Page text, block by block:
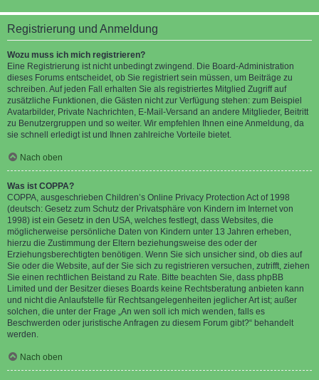
Registrierung und Anmeldung
Wozu muss ich mich registrieren?
Eine Registrierung ist nicht unbedingt zwingend. Die Board-Administration
dieses Forums entscheidet, ob Sie registriert sein müssen, um Beiträge zu
schreiben. Auf jeden Fall erhalten Sie als registriertes Mitglied Zugriff auf
zusätzliche Funktionen, die Gästen nicht zur Verfügung stehen: zum Beispiel
Avatarbilder, Private Nachrichten, E-Mail-Versand an andere Mitglieder, Beitritt
zu Benutzergruppen und so weiter. Wir empfehlen Ihnen eine Anmeldung, da
sie schnell erledigt ist und Ihnen zahlreiche Vorteile bietet.
Nach oben
Was ist COPPA?
COPPA, ausgeschrieben Children’s Online Privacy Protection Act of 1998
(deutsch: Gesetz zum Schutz der Privatsphäre von Kindern im Internet von
1998) ist ein Gesetz in den USA, welches festlegt, dass Websites, die
möglicherweise persönliche Daten von Kindern unter 13 Jahren erheben,
hierzu die Zustimmung der Eltern beziehungsweise des oder der
Erziehungsberechtigten benötigen. Wenn Sie sich unsicher sind, ob dies auf
Sie oder die Website, auf der Sie sich zu registrieren versuchen, zutrifft, ziehen
Sie einen rechtlichen Beistand zu Rate. Bitte beachten Sie, dass phpBB
Limited und der Besitzer dieses Boards keine Rechtsberatung anbieten kann
und nicht die Anlaufstelle für Rechtsangelegenheiten jeglicher Art ist; außer
solchen, die unter der Frage „An wen soll ich mich wenden, falls es
Beschwerden oder juristische Anfragen zu diesem Forum gibt?“ behandelt
werden.
Nach oben